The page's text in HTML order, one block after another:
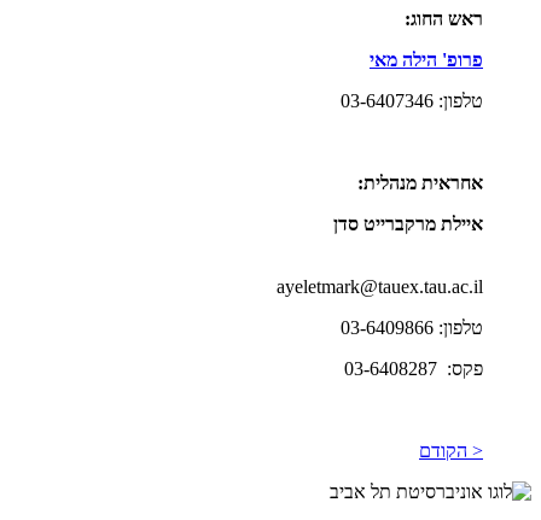
ראש החוג:
פרופ' הילה מאי
טלפון: 03-6407346
אחראית מנהלית:
איילת מרקברייט סדן
ayeletmark@tauex.tau.ac.il
טלפון: 03-6409866
פקס: 03-6408287
< הקודם